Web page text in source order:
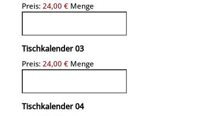
Preis: 24,00 € Menge
Tischkalender 03Menge
Preis: 24,00 € Menge
Tischkalender 04Menge